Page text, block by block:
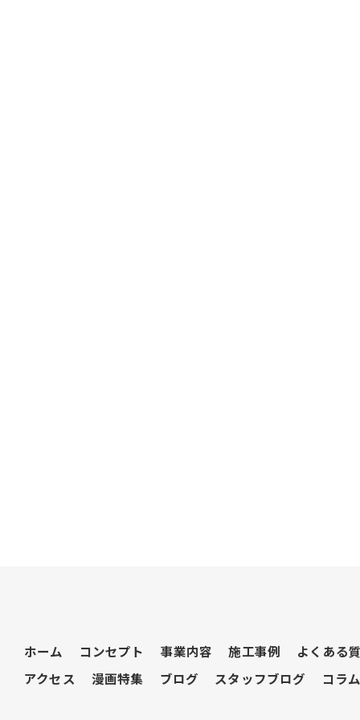
ホーム コンセプト 事業内容 施工事例 よくある
アクセス
漫画特集 ブログ スタッフブログ コラム